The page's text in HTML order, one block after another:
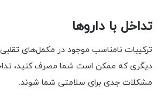
تداخل با داروها
ترکیبات نامناسب موجود در مکمل‌های تقلبی
دیگری که ممکن است شما مصرف کنید،
مشکلات جدی برای سلامتی شما شوند.